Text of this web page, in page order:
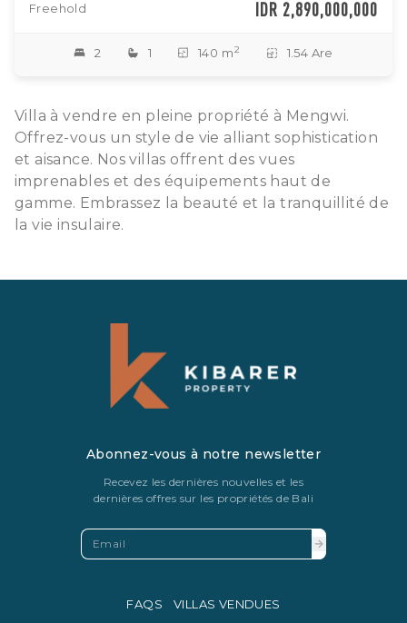
Freehold IDR 2,890,000,000
2 1 140 m2 1.54 Are
Villa à vendre en pleine propriété à Mengwi.
Offrez-vous un style de vie alliant sophistication
et aisance. Nos villas offrent des vues
imprenables et des équipements haut de
gamme. Embrassez la beauté et la tranquillité de
la vie insulaire.
Abonnez-vous à notre newsletter
Recevez les dernières nouvelles et les
dernières offres sur les propriétés de Bali
FAQS VILLAS VENDUES